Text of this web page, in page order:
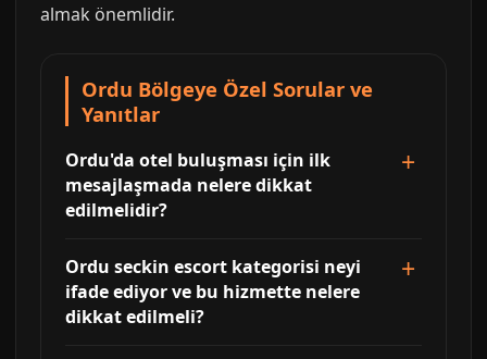
almak önemlidir.
Ordu Bölgeye Özel Sorular ve
Yanıtlar
Ordu'da otel buluşması için ilk
mesajlaşmada nelere dikkat
edilmelidir?
Ordu seckin escort kategorisi neyi
ifade ediyor ve bu hizmette nelere
dikkat edilmeli?